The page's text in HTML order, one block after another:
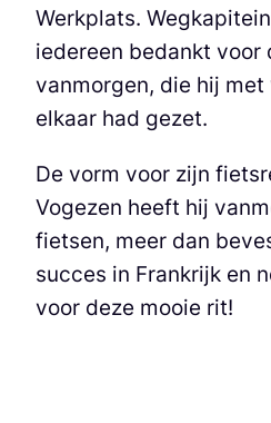
Werkplats.
iedereen bedankt voor
vanmorgen, die hij
elkaar had gezet.
De vorm voor zijn
Vogezen heeft hij
fietsen, meer dan
succes in Frankrijk en
voor deze mooie rit!